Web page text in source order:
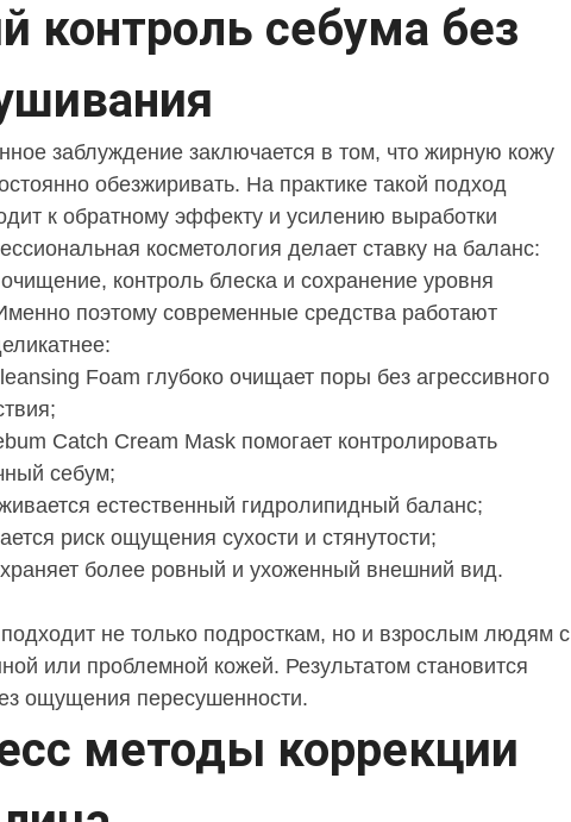
контроль себума без
заблуждение заключается в том, что жирную кожу
обезжиривать. На практике такой подход
к обратному эффекту и усилению выработки
косметология делает ставку на баланс:
контроль блеска и сохранение уровня
поэтому современные средства работают
Foam глубоко очищает поры без агрессивного
Catch Cream Mask помогает контролировать
себум;
естественный гидролипидный баланс;
риск ощущения сухости и стянутости;
более ровный и ухоженный внешний вид.
не только подросткам, но и взрослым людям с
или проблемной кожей. Результатом становится
ощущения пересушенности.
методы коррекции